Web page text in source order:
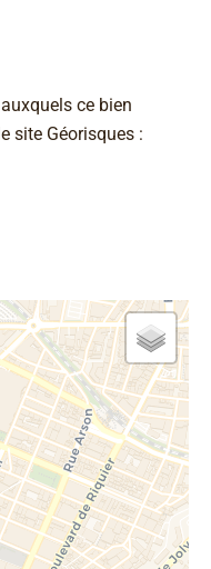
ce bien
site Géorisques :